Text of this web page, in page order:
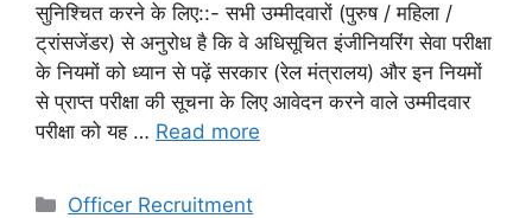
सुनिश्चित करने के लिए::- सभी उम्मीदवारों (पुरुष / महिला /
ट्रांसजेंडर) से अनुरोध है कि वे अधिसूचित इंजीनियरिंग सेवा परीक्षा
के नियमों को ध्यान से पढ़ें सरकार (रेल मंत्रालय) और इन नियमों
से प्राप्त परीक्षा की सूचना के लिए आवेदन करने वाले उम्मीदवार
परीक्षा को यह … Read more
Categories
Officer Recruitment